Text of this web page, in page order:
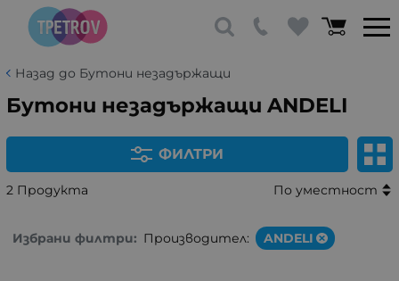
Назад до Бутони незадържащи
Бутони незадържащи ANDELI
ФИЛТРИ
2 Продукта По уместност
Избрани филтри: Производител: ANDELI